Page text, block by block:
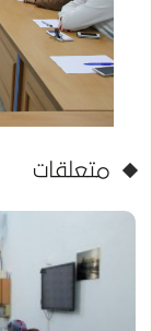
متعلقات